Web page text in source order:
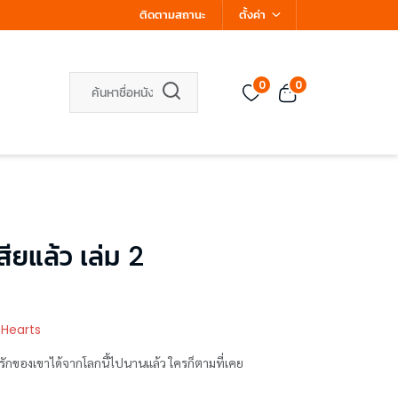
ติดตามสถานะ ตั้งค่า
0 0
ยแล้ว เล่ม 2
Hearts
ของเขาได้จากโลกนี้ไปนานแล้ว ใครก็ตามที่เคย